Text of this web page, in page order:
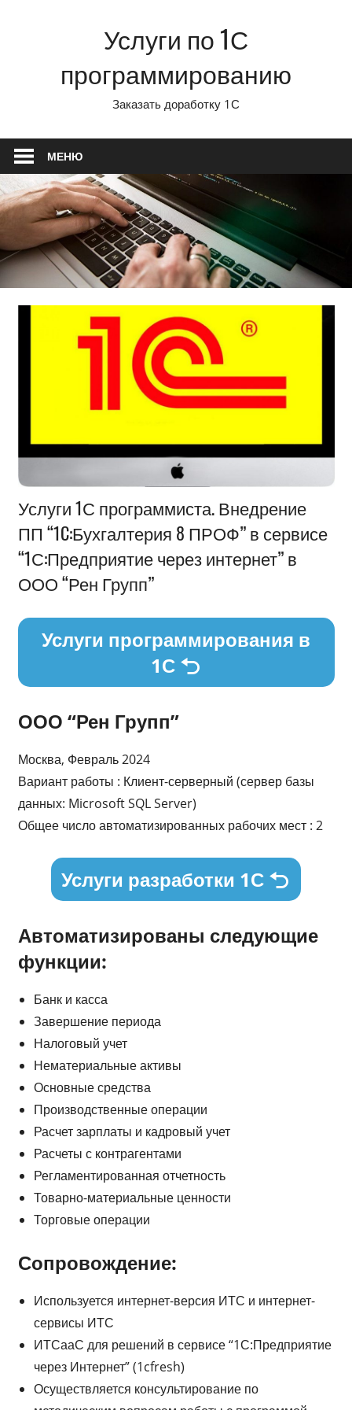
Услуги по 1С
программированию
Заказать доработку 1С
МЕНЮ
Информация
Услуги 1С программиста. Внедрение
ПП “1C:Бухгалтерия 8 ПРОФ” в сервисе
“1С:Предприятие через интернет” в
ООО “Рен Групп”
Услуги программирования в
1С
ООО “Рен Групп”
Москва, Февраль 2024
Вариант работы : Клиент-серверный (сервер базы
данных: Microsoft SQL Server)
Общее число автоматизированных рабочих мест : 2
Услуги разработки 1С
Автоматизированы следующие
функции:
Банк и касса
Завершение периода
Налоговый учет
Нематериальные активы
Основные средства
Производственные операции
Расчет зарплаты и кадровый учет
Расчеты с контрагентами
Регламентированная отчетность
Товарно-материальные ценности
Торговые операции
Сопровождение:
Используется интернет-версия ИТС и интернет-
сервисы ИТС
ИТСааС для решений в сервисе “1С:Предприятие
через Интернет” (1cfresh)
Осуществляется консультирование по